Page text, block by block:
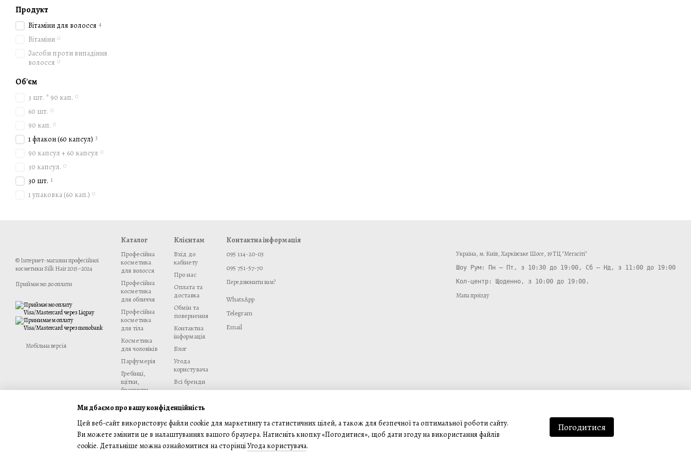
Продукт
Вітаміни для волосся 4
Вітаміни 0
Засоби проти випадіння
волосся 0
Об'єм
3 шт. * 90 кап. 0
60 шт. 0
90 кап. 0
1 флакон (60 капсул) 3
90 капсул + 60 капсул 0
30 капсул. 0
30 шт. 1
1 упаковка (60 кап.) 0
© Інтернет-магазин професійної
косметики Silk Hair 2015–2024
Приймаємо до оплати
Мобільна версія
Каталог
Професійна
косметика
для волосся
Професійна
косметика
для обличчя
Професійна
косметика
для тіла
Косметика
для чоловіків
Парфумерія
Гребінці,
щітки,
брашинги
та техніка
Бренди
Клієнтам
Вхід до
кабінету
Про нас
Оплата та
доставка
Обмін та
повернення
Контактна
інформація
Блог
Угода
користувача
Всі бренди
Ми в
соцмережах
Контактна інформація
095 114-20-03
095 751-57-70
Передзвонити вам?
WhatsApp
Telegram
Email
Українa, м. Київ, Харківське Шосе, 19 ТЦ "Мегасіті"
Кол-центр: Щоденно, з 10:00 до 19:00.
Мапа проїзду
Ми дбаємо про вашу конфіденційність
Цей веб-сайт використовує файли cookie для маркетингу та статистичних цілей, а також для безпечної та оптимальної роботи сайту.
Ви можете змінити це в налаштуваннях вашого браузера. Натисніть кнопку «Погодитися», щоб дати згоду на використання файлів
cookie. Детальніше можна ознайомитися на сторінціУгода користувача.
Погодитися